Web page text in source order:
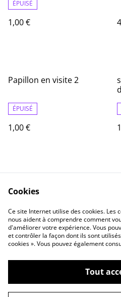
ÉPUISÉ
1,00 €
Papillon en visite 2
ÉPUISÉ
1,00 €
Contact
politique de
confidentialité
©2026artpim.fr
Cookies
Ce site Internet utilise des cookies. Les
nous aident à comprendre comment
d'améliorer votre expérience. Vous
et contrôler la façon dont ils sont
cookies ». Vous pouvez également
Tout